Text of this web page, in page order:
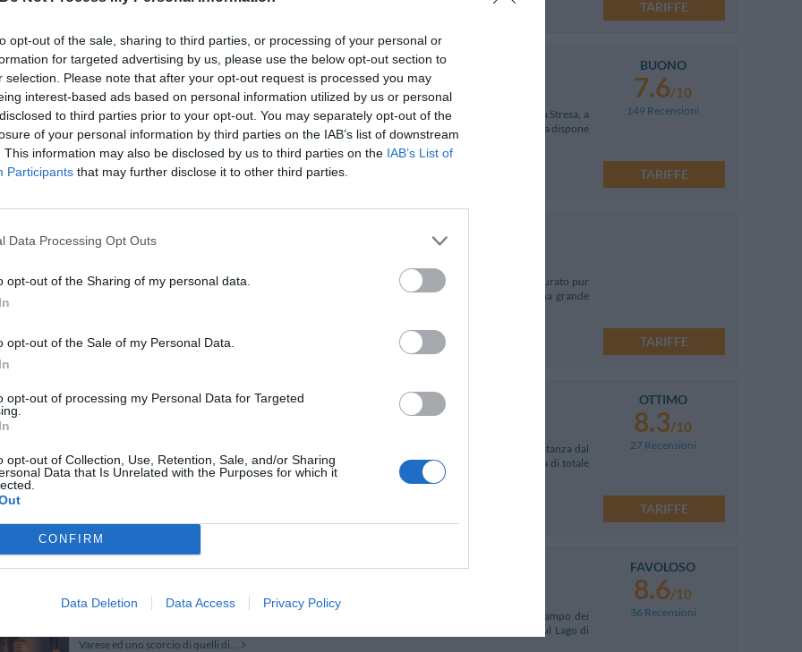
opt-out of the sale, sharing to third parties, or processing of your personal or
for targeted advertising by us, please use the below opt-out section to
selection. Please note that after your opt-out request is processed you may
interest-based ads based on personal information utilized by us or personal
to third parties prior to your opt-out. You may separately opt-out of the
of your personal information by third parties on the IAB’s list of downstream
This information may also be disclosed by us to third parties on the IAB’s List of
Participants that may further disclose it to other third parties.
Data Processing Opt Outs
opt-out of the Sharing of my personal data.
opt-out of the Sale of my Personal Data.
opt-out of processing my Personal Data for Targeted
opt-out of Collection, Use, Retention, Sale, and/or Sharing
Data that Is Unrelated with the Purposes for which it
CONFIRM
Data Deletion Data Access Privacy Policy
TARIFFE
Hotel Milano
7.12 km
Belgirate
L'Hotel Milano è situato a Belgirate in posizione panoramica rispetto al Lago Maggiore, a soli 5 km da Stresa, a
34 km da Malpensa, a 50 minuti dalla Polo fieristico di Rho e a 1 ora dal centro di Milano. La struttura dispone
di una meravigliosa terrazza...
La struttura vicino Laveno Mombello con più giudizi, ben 149!
BUONO
7.6/10
149 Recensioni
TARIFFE
Situato a Premeno, vicino alla Val Grande, l'hotel Moderno è stato recentemente ampliato e ristrutturato pur
mantenendo intatti il fascino ed il calore dell'antica Villa D'Epoca. A disposizione degli ospiti una grande
TARIFFE
Hotel Lo Scoiattolo
10.48 km
L'Hotel Lo Scoiattolo è una moderna costruzione situata in una splendida zona collinare a breve distanza dal
Lago Maggiore. Completamente immerso nel verde, costituisce la soluzione ideale per una vacanza di totale
relax a contatto con la natura. La s...
OTTIMO
8.3/10
27 Recensioni
TARIFFE
Hotel Bel Sit
10.87 km
L´Hotel Bel Sit è situato in una posizione invidiabile, a pochi km da Varese, dal Parco Naturale "Campo dei
Fiori", dal Lago Maggiore e dalla Svizzera. La sua vista panoramica offre uno splendido scenario sul Lago di
Varese ed uno scorcio di quelli di...
FAVOLOSO
8.6/10
36 Recensioni